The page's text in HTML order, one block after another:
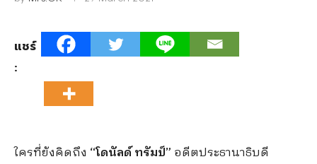
แชร์
:
ใครที่ยังคิดถึง “โดนัลด์ ทรัมป์” อดีตประธานาธิบดี